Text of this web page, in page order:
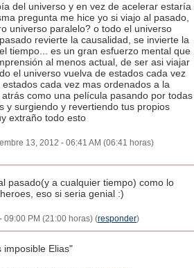
del universo y en vez de acelerar estaría
pregunta me hice yo si viajo al pasado,
universo paralelo? o todo el universo
revierte la causalidad, se invierte la
tiempo... es un gran esfuerzo mental que
al menos actual, de ser asi viajar
el universo vuelva de estados cada vez
cada vez mas ordenados a la
como una película pasando por todas
y surgiendo y revertiendo tus propios
extraño todo esto
13, 2012 - 06:41 AM (06:41 horas)
pasado(y a cualquier tiempo) como lo
eso si seria genial :)
09:00 PM (21:00 horas) (responder)
imposible Elias"